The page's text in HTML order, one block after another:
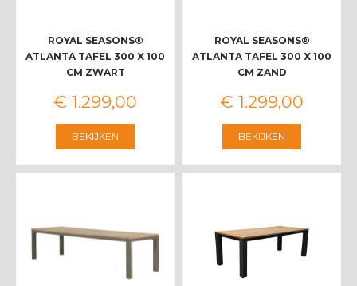
ROYAL SEASONS®
ATLANTA TAFEL 300 X 100
CM ZWART
€ 1.299,00
BEKIJKEN
ROYAL SEASONS®
ATLANTA TAFEL 300 X 100
CM ZAND
€ 1.299,00
BEKIJKEN